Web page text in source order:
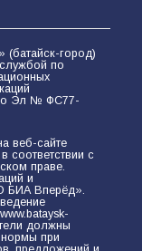
(батайск-город)
по
Эл № ФС77-
веб-сайте
соответствии с
праве.
и
БИА Вперёд».
должны
при